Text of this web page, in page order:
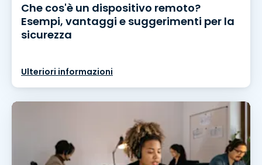
Che cos'è un dispositivo remoto?
Esempi, vantaggi e suggerimenti per la
sicurezza
Ulteriori informazioni